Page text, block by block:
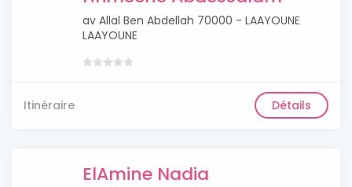
av Allal Ben Abdellah 70000 - LAAYOUNE
LAAYOUNE
Itinéraire Détails
ElAmine Nadia